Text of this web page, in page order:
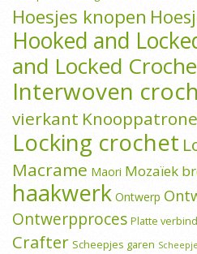
Hoesjes knopen
Hooked and
and Locked
Interwoven
vierkant
Locking crochet
Macrame Maori Mozaïek
haakwerk Ontwerp
Ontwerpproces Platte
Crafter Scheepjes garen